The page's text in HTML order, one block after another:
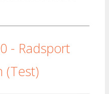
- Radsport
(Test)